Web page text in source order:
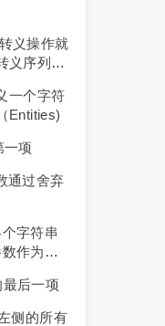
义操作就
义序列
一个字符
entities)
一项
通过舍弃
字符串
作为字
后一项
侧的所有